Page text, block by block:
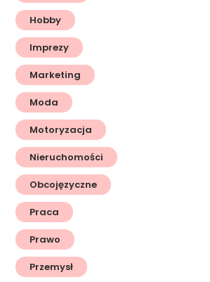
Hobby
Imprezy
Marketing
Moda
Motoryzacja
Nieruchomości
Obcojęzyczne
Praca
Prawo
Przemysł